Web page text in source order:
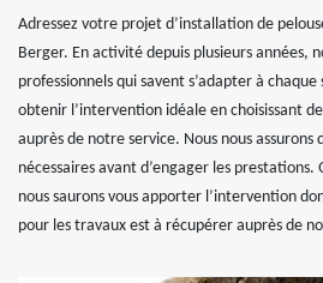
Adressez votre projet d’installation de
Berger. En activité depuis plusieurs années,
professionnels qui savent s’adapter à
obtenir l’intervention idéale en choisissant
auprès de notre service. Nous nous
nécessaires avant d’engager les
nous saurons vous apporter l’intervention
pour les travaux est à récupérer auprès de